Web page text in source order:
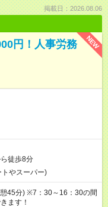
掲載日：2026.08.06
NEW
円！人事労務
徒歩8分
やスーパー)
45分) ※7：30～16：30の間
ます！